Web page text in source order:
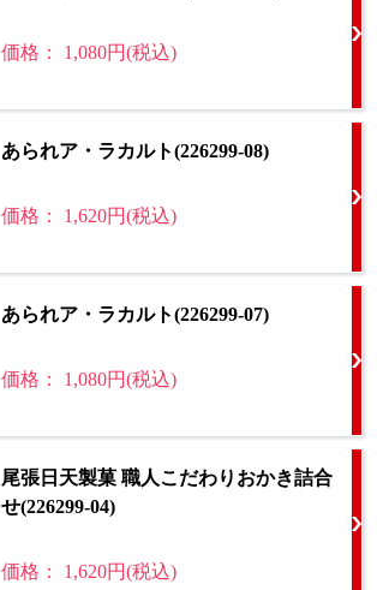
価格： 1,080円(税込)
あられア・ラカルト(226299-08)
価格： 1,620円(税込)
あられア・ラカルト(226299-07)
価格： 1,080円(税込)
尾張日天製菓 職人こだわりおかき詰合
せ(226299-04)
価格： 1,620円(税込)